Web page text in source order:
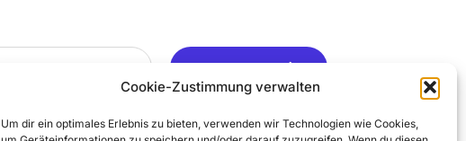
Cookie-Zustimmung verwalten
Um dir ein optimales Erlebnis zu bieten, verwenden wir Technologien wie Cookies,
Ja, Gerne ..